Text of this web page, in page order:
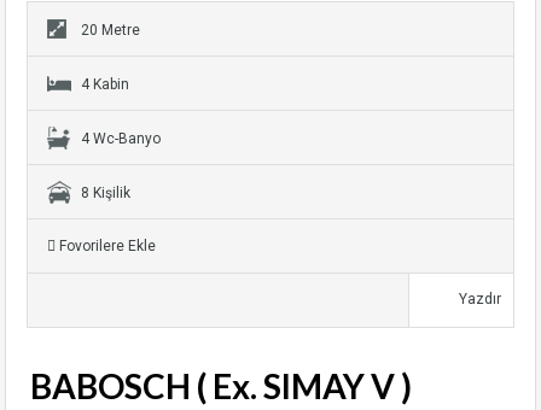
20 Metre
4 Kabin
4 Wc-Banyo
8 Kişilik
Fovorilere Ekle
Yazdır
BABOSCH ( Ex. SIMAY V )